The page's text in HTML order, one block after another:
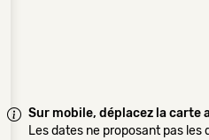
Sur mobile, déplacez la carte
Les dates ne proposant pas